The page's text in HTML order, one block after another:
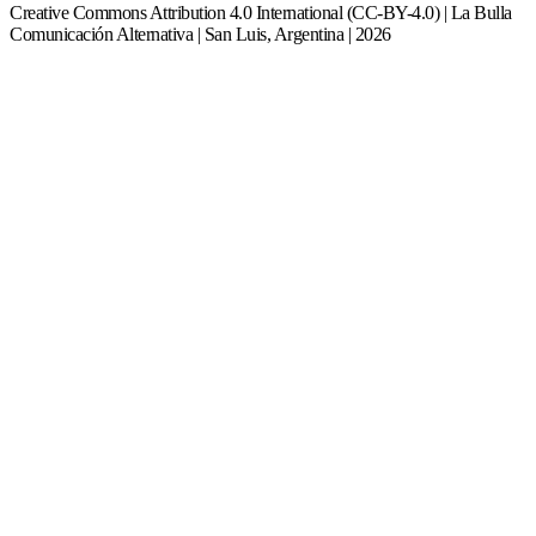
Creative Commons Attribution 4.0 International (CC-BY-4.0) | La Bulla
Comunicación Alternativa | San Luis, Argentina | 2026